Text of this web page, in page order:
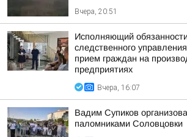
Вчера, 20:51
Исполняющий
следственного
прием граждан на
предприятиях
Вчера, 16:07
Вадим Супиков
паломниками Соловцовки